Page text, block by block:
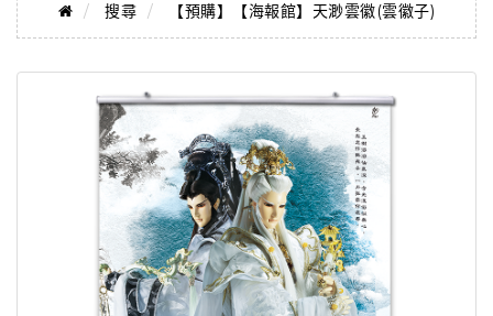
搜尋 【預購】【海報館】天渺雲徽(雲徽子)